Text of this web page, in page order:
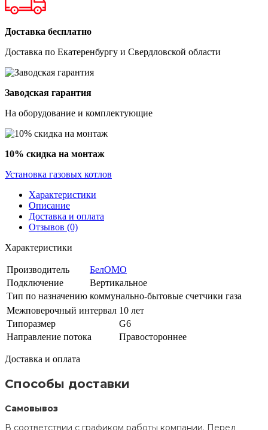
Доставка бесплатно
Доставка по Екатеренбургу и Свердловской области
Заводская гарантия
На оборудование и комплектующие
10% скидка на монтаж
Установка газовых котлов
Характеристики
Описание
Доставка и оплата
Отзывов (0)
Характеристики
Производитель
БелОМО
Подключение
Вертикальное
Тип по назначению коммунально-бытовые счетчики газа
Межповерочный интервал 10 лет
Типоразмер
G6
Направление потока
Правостороннее
Доставка и оплата
Способы доставки
Самовывоз
В соответствии с графиком работы компании. Перед